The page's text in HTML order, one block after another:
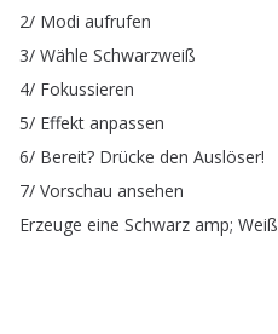
2/ Modi aufrufen
3/ Wähle Schwarzweiß
4/ Fokussieren
5/ Effekt anpassen
6/ Bereit? Drücke den Auslöser!
7/ Vorschau ansehen
Erzeuge eine Schwarz amp; Weiß